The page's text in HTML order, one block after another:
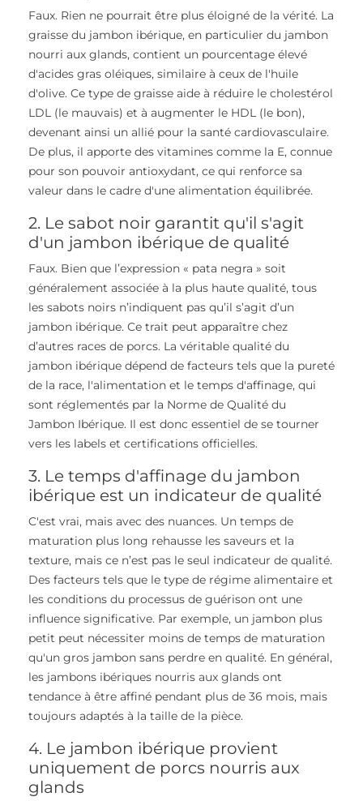
Faux. Rien ne pourrait être plus éloigné de la vérité. La
graisse du jambon ibérique, en particulier du jambon
nourri aux glands, contient un pourcentage élevé
d'acides gras oléiques, similaire à ceux de l'huile
d'olive. Ce type de graisse aide à réduire le cholestérol
LDL (le mauvais) et à augmenter le HDL (le bon),
devenant ainsi un allié pour la santé cardiovasculaire.
De plus, il apporte des vitamines comme la E, connue
pour son pouvoir antioxydant, ce qui renforce sa
valeur dans le cadre d'une alimentation équilibrée.
2. Le sabot noir garantit qu'il s'agit
d'un jambon ibérique de qualité
Faux. Bien que l’expression « pata negra » soit
généralement associée à la plus haute qualité, tous
les sabots noirs n’indiquent pas qu’il s’agit d’un
jambon ibérique. Ce trait peut apparaître chez
d’autres races de porcs. La véritable qualité du
jambon ibérique dépend de facteurs tels que la pureté
de la race, l'alimentation et le temps d'affinage, qui
sont réglementés par la Norme de Qualité du
Jambon Ibérique. Il est donc essentiel de se tourner
vers les labels et certifications officielles.
3. Le temps d'affinage du jambon
ibérique est un indicateur de qualité
C'est vrai, mais avec des nuances. Un temps de
maturation plus long rehausse les saveurs et la
texture, mais ce n’est pas le seul indicateur de qualité.
Des facteurs tels que le type de régime alimentaire et
les conditions du processus de guérison ont une
influence significative. Par exemple, un jambon plus
petit peut nécessiter moins de temps de maturation
qu'un gros jambon sans perdre en qualité. En général,
les jambons ibériques nourris aux glands ont
tendance à être affiné pendant plus de 36 mois, mais
toujours adaptés à la taille de la pièce.
4. Le jambon ibérique provient
uniquement de porcs nourris aux
glands